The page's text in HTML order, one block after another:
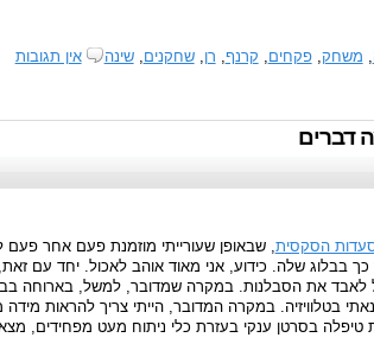
, משחק,פקחים, קרנף, רן,שחקנים,שינה אין תגובות
דברים
הסקסית , שבאופן שעורייתי מוזמנת פעם אחר
בבלוג שלה. כידוע, אני מאוד אוהב לאכול. יחד עם
לאבד את הסבלנות. במקרה שמדובר, למשל, בארוחה
בטלוויזיה. במקרה המדובר, הייתי צריך להראות מידה
טיפלה בסרטן ענקי בעזרת כלי ניתוח מעט מפחידים,